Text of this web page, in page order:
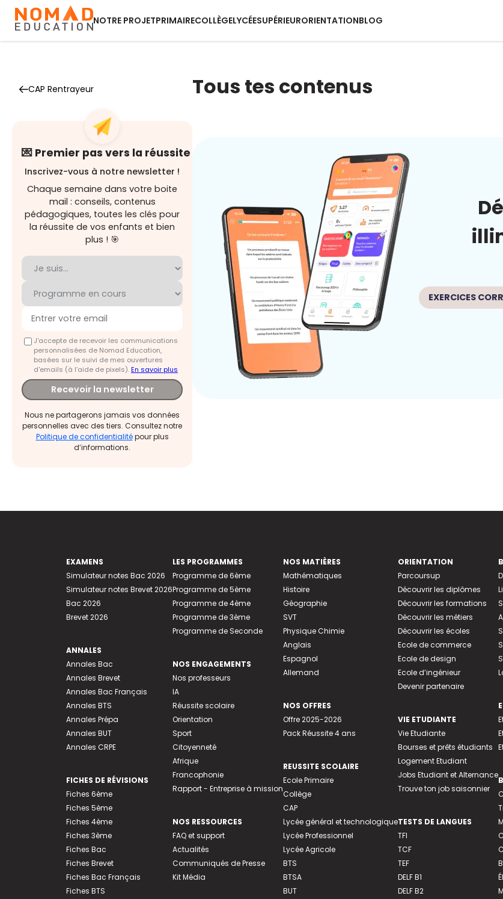
NOTRE PROJETPRIMAIRECOLLÈGELYCÉESUPÉRIEURORIENTATIONBLOG
CAP Rentrayeur
💌 Premier pas vers la réussite
Inscrivez-vous à notre newsletter !
Chaque semaine dans votre boite
mail : conseils, contenus
pédagogiques, toutes les clés pour
la réussite de vos enfants et bien
plus ! 🎯
J'accepte de recevoir les communications
personnalisées de Nomad Education,
basées sur le suivi de mes ouvertures
d'emails (à l’aide de pixels).En savoir plus
Recevoir la newsletter
Nous ne partagerons jamais vos données
personnelles avec des tiers. Consultez notre
Politique de confidentialitépour plus
d’informations.
Tous tes contenus
EXERCICES
EXAMENS
Simulateur notes Bac 2026
Simulateur notes Brevet 2026
Bac 2026
Brevet 2026
ANNALES
Annales Bac
Annales Brevet
Annales Bac Français
Annales BTS
Annales Prépa
Annales BUT
Annales CRPE
FICHES DE RÉVISIONS
Fiches 6ème
Fiches 5ème
Fiches 4ème
Fiches 3ème
Fiches Bac
Fiches Brevet
Fiches Bac Français
Fiches BTS
LES PROGRAMMES
Programme de 6ème
Programme de 5ème
Programme de 4ème
Programme de 3ème
Programme de Seconde
NOS ENGAGEMENTS
Nos professeurs
IA
Réussite scolaire
Orientation
Sport
Citoyenneté
Afrique
Francophonie
Rapport - Entreprise à mission
NOS RESSOURCES
FAQ et support
Actualités
Communiqués de Presse
Kit Média
NOS MATIÈRES
Mathématiques
Histoire
Géographie
SVT
Physique Chimie
Anglais
Espagnol
Allemand
NOS OFFRES
Offre 2025-2026
Pack Réussite 4 ans
REUSSITE SCOLAIRE
Ecole Primaire
Collège
CAP
Lycée général et technologique
Lycée Professionnel
Lycée Agricole
BTS
BTSA
BUT
ORIENTATION
Parcoursup
Découvrir les diplômes
Découvrir les formations
Découvrir les métiers
Découvrir les écoles
Ecole de commerce
Ecole de design
Ecole d’ingénieur
Devenir partenaire
VIE ETUDIANTE
Vie Etudiante
Bourses et prêts étudiants
Logement Etudiant
Jobs Etudiant et Alternance
Trouve ton job saisonnier
TESTS DE LANGUES
TFI
TCF
TEF
DELF B1
DELF B2